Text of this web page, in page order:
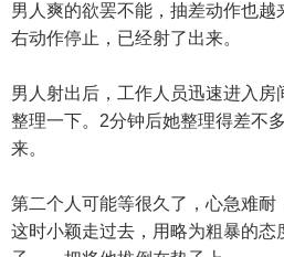
男人爽的欲罢不能，抽差动作也越
右动作停止，已经射了出来。
男人射出后，工作人员迅速进入
整理一下。2分钟后她整理得差不
来。
第二个人可能等很久了，心急难耐
这时小颖走过去，用略为粗暴的态